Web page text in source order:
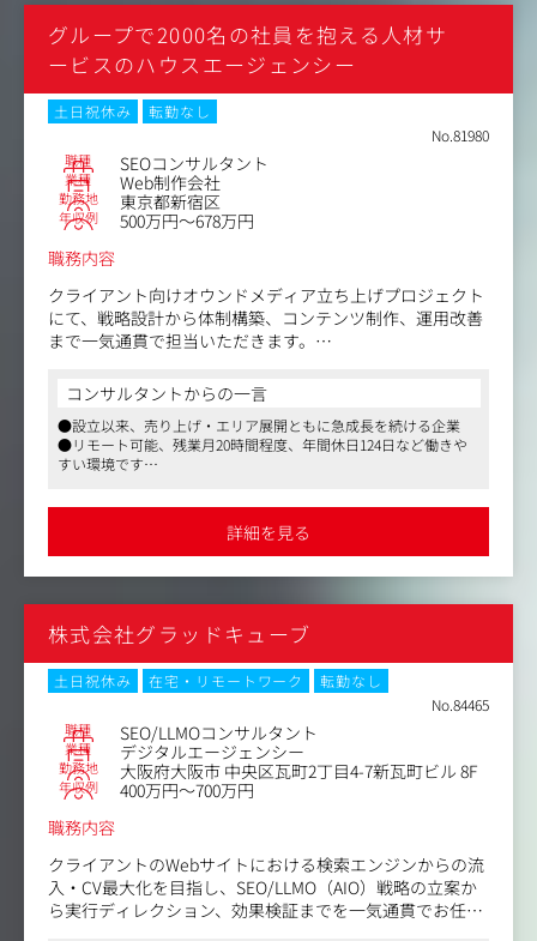
グループで2000名の社員を抱える人材サ
ービスのハウスエージェンシー
土日祝休み
転勤なし
No.81980
職種 SEOコンサルタント
業種 Web制作会社
勤務地 東京都新宿区
年収例
500万円～678万円
職務内容
クライアント向けオウンドメディア立ち上げプロジェクト
にて、戦略設計から体制構築、コンテンツ制作、運用改善
まで一気通貫で担当いただきます。
【主な業務内容】
1.新規メディアの立ち上げ（0→1）
・ターゲット設定、ペルソナ策定、検索意図の整理
・市場調査／競合調査／ニーズ分析
・メディアの方向性・コンセプト設計
2.SEO戦略・キーワードマップの作成
・上位表示までの戦略立案
3.記事制作ディレクション
・記事企画・構成案（アウトライン）作成
・執筆者（ライター）のアサイン・ディレクション
・編集・校正・品質チェック
・SEOを意識した記事テンプレートの作成・運用
・WordPress等への入稿・公開管理
4.運用フェーズの改善業務（1→10）
・アクセス解析（GA4／GSC）と改善提案
・記事リライト計画の策定・実行ディレクション
・内部施策（タグ／メタ情報／内部リンクなど）の改善
・被リンク獲得方針の策定（必要に応じ）
・MEO対策／外部施策との連携（該当案件のみ）
コンサルタントからの一言
●設立以来、売り上げ・エリア展開ともに急成長を続ける企業
●リモート可能、残業月20時間程度、年間休日124日など働きや
すい環境です
詳細を見る
株式会社グラッドキューブ
土日祝休み 在宅・リモートワーク
転勤なし
No.84465
職種 SEO/LLMOコンサルタント
業種 デジタルエージェンシー
勤務地 大阪府大阪市 中央区瓦町2丁目4-7新瓦町ビル 8F
年収例
400万円～700万円
職務内容
クライアントのWebサイトにおける検索エンジンからの流
入・CV最大化を目指し、SEO/LLMO（AIO）戦略の立案か
ら実行ディレクション、効果検証までを一気通貫でお任せ